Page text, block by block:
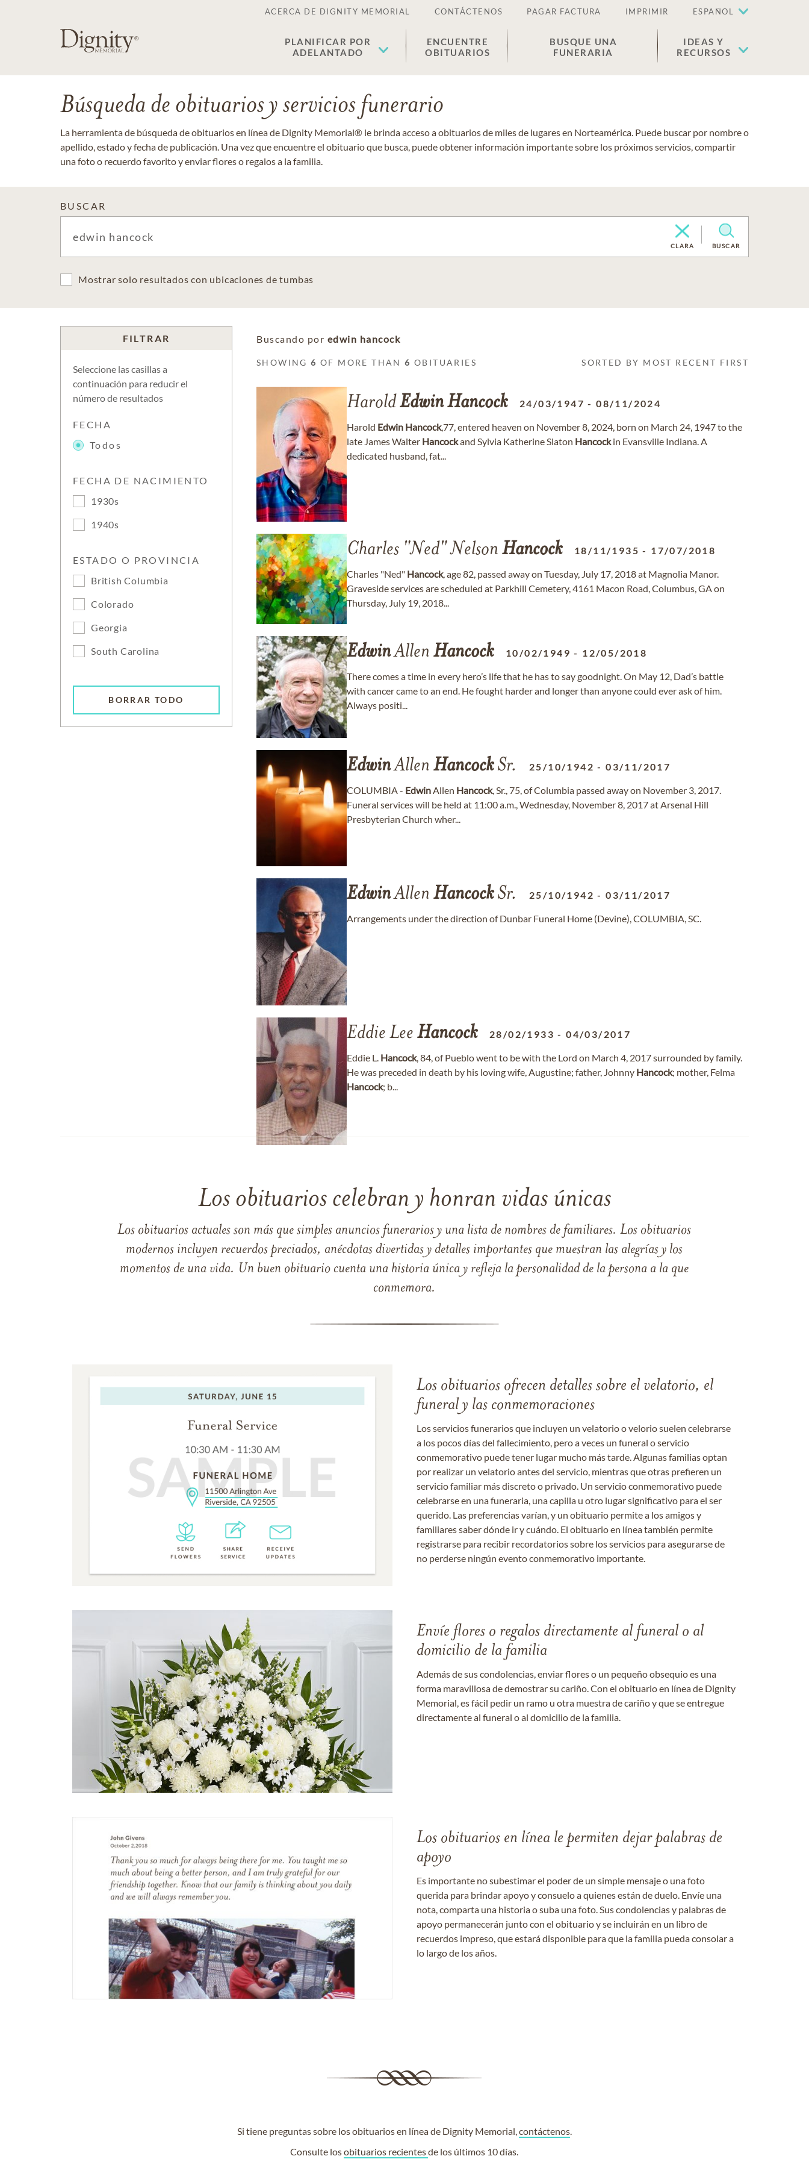
ACERCA DE DIGNITY MEMORIAL CONTÁCTENOS PAGAR FACTURA IMPRIMIR ESPAÑOL
PLANIFICAR POR
ADELANTADO
ENCUENTRE
OBITUARIOS
BUSQUE UNA
FUNERARIA
IDEAS Y
RECURSOS
Búsqueda de obituarios y servicios funerario
La herramienta de búsqueda de obituarios en línea de Dignity Memorial® le brinda acceso a obituarios de miles de lugares en Norteamérica. Puede buscar por nombre o
apellido, estado y fecha de publicación. Una vez que encuentre el obituario que busca, puede obtener información importante sobre los próximos servicios, compartir
una foto o recuerdo favorito y enviar flores o regalos a la familia.
BUSCAR
CLARA BUSCAR
Mostrar solo resultados con ubicaciones de tumbas
FILTRAR
Seleccione las casillas a
continuación para reducir el
número de resultados
FECHA
Todos
FECHA DE NACIMIENTO
1930s
1940s
ESTADO O PROVINCIA
British Columbia
Colorado
Georgia
South Carolina
BORRAR TODO
Buscando por edwin hancock
SHOWING6 OF MORE THAN6 OBITUARIES SORTED BY MOST RECENT FIRST
HaroldEdwinHancock 24/03/1947 -08/11/2024
Harold Edwin Hancock,77, entered heaven on November 8, 2024, born on March 24, 1947 to the
late James Walter Hancockand Sylvia Katherine Slaton Hancockin Evansville Indiana. A
dedicated husband, fat...
Charles "Ned" Nelson Hancock 18/11/1935 - 17/07/2018
Charles "Ned" Hancock, age 82, passed away on Tuesday, July 17, 2018 at Magnolia Manor.
Graveside services are scheduled at Parkhill Cemetery, 4161 Macon Road, Columbus, GA on
Thursday, July 19, 2018...
EdwinAllen Hancock 10/02/1949 - 12/05/2018
There comes a time in every hero’s life that he has to say goodnight. On May 12, Dad’s battle
with cancer came to an end. He fought harder and longer than anyone could ever ask of him.
Always positi...
EdwinAllen HancockSr. 25/10/1942 -03/11/2017
COLUMBIA - EdwinAllen Hancock, Sr., 75, of Columbia passed away on November 3, 2017.
Funeral services will be held at 11:00 a.m., Wednesday, November 8, 2017 at Arsenal Hill
Presbyterian Church wher...
EdwinAllen HancockSr. 25/10/1942 -03/11/2017
Arrangements under the direction of Dunbar Funeral Home (Devine), COLUMBIA, SC.
Eddie Lee Hancock 28/02/1933 -04/03/2017
Eddie L. Hancock, 84, of Pueblo went to be with the Lord on March 4, 2017 surrounded by family.
He was preceded in death by his loving wife, Augustine; father, Johnny Hancock; mother, Felma
Hancock; b...
Los obituarios celebran y honran vidas únicas
Los obituarios actuales son más que simples anuncios funerarios y una lista de nombres de familiares. Los obituarios
modernos incluyen recuerdos preciados, anécdotas divertidas y detalles importantes que muestran las alegrías y los
momentos de una vida. Un buen obituario cuenta una historia única y refleja la personalidad de la persona a la que
conmemora.
Los obituarios ofrecen detalles sobre el velatorio, el
funeral y las conmemoraciones
Los servicios funerarios que incluyen un velatorio o velorio suelen celebrarse
a los pocos días del fallecimiento, pero a veces un funeral o servicio
conmemorativo puede tener lugar mucho más tarde. Algunas familias optan
por realizar un velatorio antes del servicio, mientras que otras prefieren un
servicio familiar más discreto o privado. Un servicio conmemorativo puede
celebrarse en una funeraria, una capilla u otro lugar significativo para el ser
querido. Las preferencias varían, y un obituario permite a los amigos y
familiares saber dónde ir y cuándo. El obituario en línea también permite
registrarse para recibir recordatorios sobre los servicios para asegurarse de
no perderse ningún evento conmemorativo importante.
Envíe flores o regalos directamente al funeral o al
domicilio de la familia
Además de sus condolencias, enviar flores o un pequeño obsequio es una
forma maravillosa de demostrar su cariño. Con el obituario en línea de Dignity
Memorial, es fácil pedir un ramo u otra muestra de cariño y que se entregue
directamente al funeral o al domicilio de la familia.
Los obituarios en línea le permiten dejar palabras de
apoyo
Es importante no subestimar el poder de un simple mensaje o una foto
querida para brindar apoyo y consuelo a quienes están de duelo. Envíe una
nota, comparta una historia o suba una foto. Sus condolencias y palabras de
apoyo permanecerán junto con el obituario y se incluirán en un libro de
recuerdos impreso, que estará disponible para que la familia pueda consolar a
lo largo de los años.
Si tiene preguntas sobre los obituarios en línea de Dignity Memorial,contáctenos.
Consulte losobituarios recientesde los últimos 10 días.